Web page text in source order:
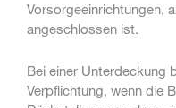
Vorsorgeeinrichtungen,
angeschlossen ist.
Bei einer Unterdeckung
Verpflichtung, wenn die